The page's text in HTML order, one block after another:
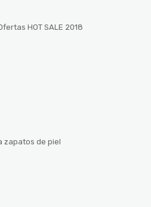
HOT SALE 2018
zapatos de piel